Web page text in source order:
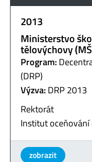
2013
Ministerstvo
tělovýchovy
Program:
(DRP)
Výzva:DRP 2013
Rektorát
Institut
zobrazit